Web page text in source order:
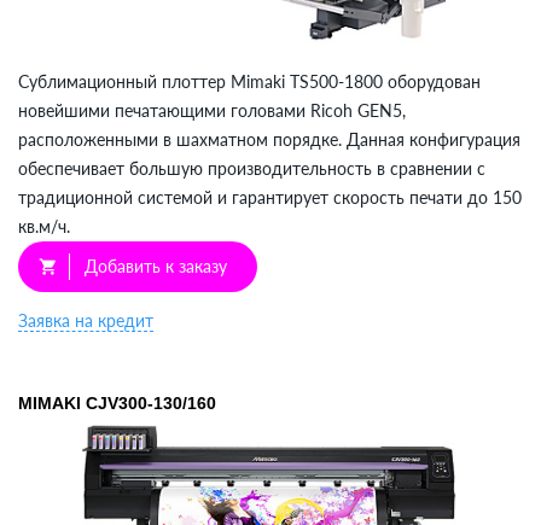
Сублимационный плоттер Mimaki TS500-1800 оборудован
новейшими печатающими головами Ricoh GEN5,
расположенными в шахматном порядке. Данная конфигурация
обеспечивает большую производительность в сравнении с
традиционной системой и гарантирует скорость печати до 150
кв.м/ч.
shopping_cart Добавить к заказу
Заявка на кредит
MIMAKI СJV300-130/160